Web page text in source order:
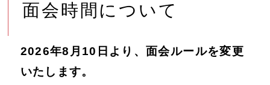
面会時間について
2026年8月10日より、面会ルールを変更
いたします。